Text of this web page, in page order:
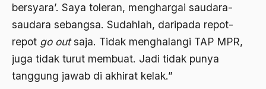
bersyara’. Saya toleran, menghargai saudara-
saudara sebangsa. Sudahlah, daripada repot-
repot go outsaja. Tidak menghalangi TAP MPR,
juga tidak turut membuat. Jadi tidak punya
tanggung jawab di akhirat kelak.”
antropologi
antroposentrisme
Anwar Ibrahim
Anwar Sadat